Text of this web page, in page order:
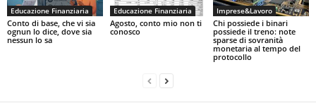
Educazione Finanziaria
Conto di base, che vi sia
ognun lo dice, dove sia
nessun lo sa
Educazione Finanziaria
Agosto, conto mio non ti
conosco
Imprese&Lavoro
Chi possiede i binari
possiede il treno: note
sparse di sovranità
monetaria al tempo del
protocollo